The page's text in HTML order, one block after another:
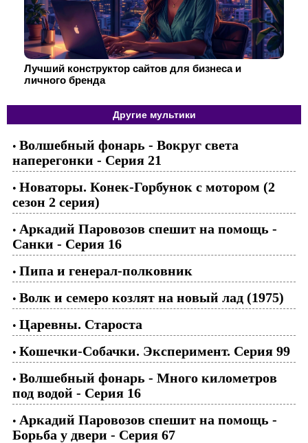
Лучший конструктор сайтов для бизнеса и
личного бренда
Другие мультики
• Волшебный фонарь - Вокруг света
наперегонки - Серия 21
• Новаторы. Конек-Горбунок с мотором (2
сезон 2 серия)
• Аркадий Паровозов спешит на помощь -
Санки - Серия 16
• Пипа и генерал-полковник
• Волк и семеро козлят на новый лад (1975)
• Царевны. Староста
• Кошечки-Собачки. Эксперимент. Серия 99
• Волшебный фонарь - Много километров
под водой - Серия 16
• Аркадий Паровозов спешит на помощь -
Борьба у двери - Серия 67